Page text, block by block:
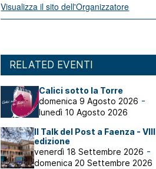
Visualizza il sito dell'Organizzatore
RELATED EVENTI
Calici sotto la Torre
domenica 9 Agosto 2026 -
lunedì 10 Agosto 2026
Il Talk del Post a Faenza - VIII
edizione
venerdì 18 Settembre 2026 -
domenica 20 Settembre 2026